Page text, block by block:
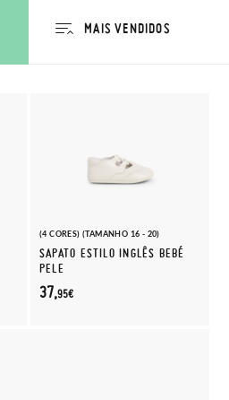
(4 CORES) (TAMANHO 16 - 20)
SAPATO ESTILO INGLÊS BEBÉ
PELE
37,95€